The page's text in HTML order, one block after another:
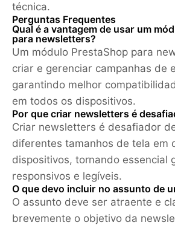
técnica.
Perguntas Frequentes
Qual ​​é a vantagem de usar um
para newsletters?
Um módulo PrestaShop para
criar e gerenciar campanhas de
garantindo melhor
em todos os dispositivos.
Por que criar newsletters é
Criar newsletters é desafiador
diferentes tamanhos de tela em
dispositivos, tornando essencial
responsivos e legíveis.
O que devo incluir no assunto de
O assunto deve ser atraente e
brevemente o objetivo da